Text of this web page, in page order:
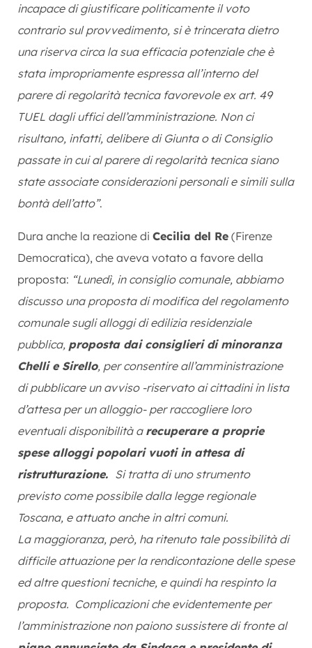
incapace di giustificare politicamente il voto
contrario sul provvedimento, si è trincerata dietro
una riserva circa la sua efficacia potenziale che è
stata impropriamente espressa all’interno del
parere di regolarità tecnica favorevole ex art. 49
TUEL dagli uffici dell’amministrazione. Non ci
risultano, infatti, delibere di Giunta o di Consiglio
passate in cui al parere di regolarità tecnica siano
state associate considerazioni personali e simili sulla
bontà dell’atto”.
Dura anche la reazione di Cecilia del Re (Firenze
Democratica), che aveva votato a favore della
proposta: “Lunedì, in consiglio comunale, abbiamo
discusso una proposta di modifica del regolamento
comunale sugli alloggi di edilizia residenziale
pubblica, proposta dai consiglieri di minoranza
Chelli e Sirello, per consentire all’amministrazione
di pubblicare un avviso -riservato ai cittadini in lista
d’attesa per un alloggio- per raccogliere loro
eventuali disponibilità a recuperare a proprie
spese alloggi popolari vuoti in attesa di
ristrutturazione. Si tratta di uno strumento
previsto come possibile dalla legge regionale
Toscana, e attuato anche in altri comuni.
La maggioranza, però, ha ritenuto tale possibilità di
difficile attuazione per la rendicontazione delle spese
ed altre questioni tecniche, e quindi ha respinto la
proposta. Complicazioni che evidentemente per
l’amministrazione non paiono sussistere di fronte al